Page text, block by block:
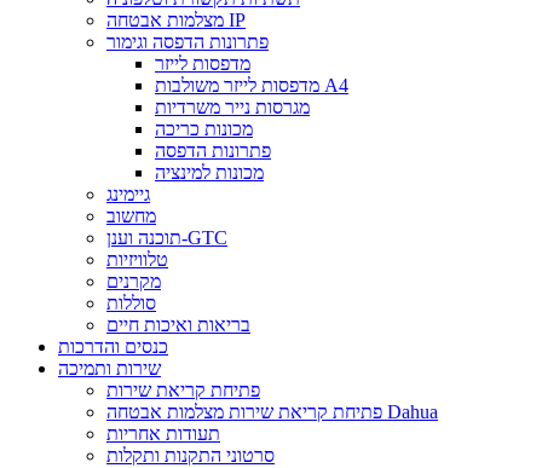
מצלמות אבטחה IP
פתרונות הדפסה וגימור
מדפסות לייזר
מדפסות לייזר משולבות A4
מגרסות נייר משרדיות
מכונות כריכה
פתרונות הדפסה
מכונות למינציה
גיימינג
מחשוב
תוכנה וענן-GTC
טלוויזיות
מקרנים
סוללות
בריאות ואיכות חיים
כנסים והדרכות
שירות ותמיכה
פתיחת קריאת שירות
פתיחת קריאת שירות מצלמות אבטחה Dahua
תעודות אחריות
סרטוני התקנות ותקלות